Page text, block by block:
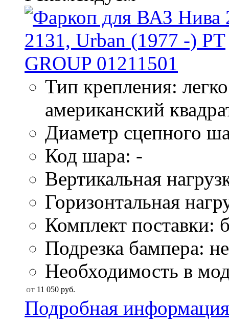
Тип крепления:
американский
Диаметр сцепного
Код шара: -
Вертикальная
Горизонтальная
Комплект поставки:
Подрезка бампера:
Необходимость в
от 11 050 руб.
Подробная информация